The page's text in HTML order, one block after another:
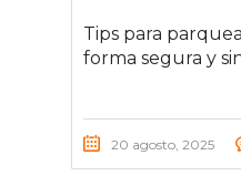
Tips para
forma segura y
20 agosto, 2025